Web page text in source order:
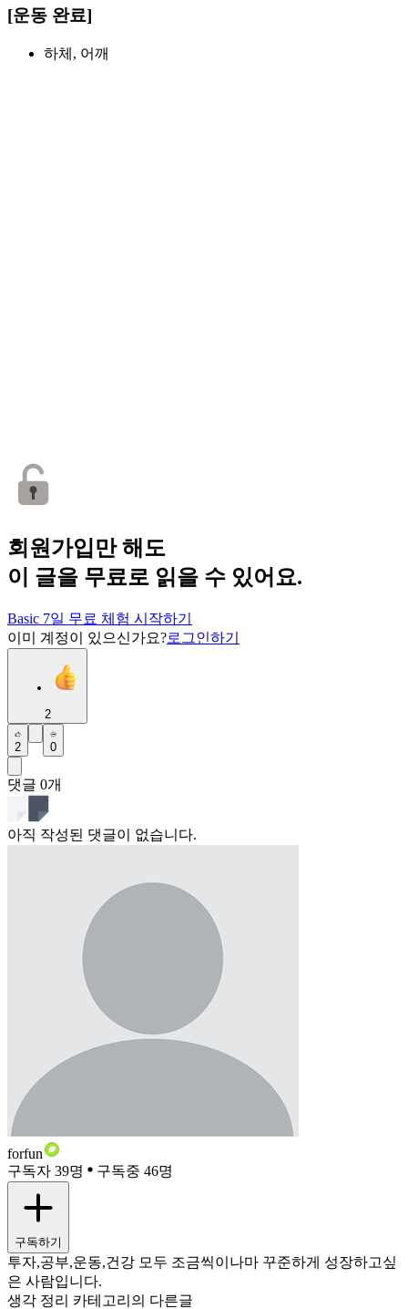
[운동 완료]
하체, 어깨
회원가입만 해도
이 글을 무료로 읽을 수 있어요.
Basic 7일 무료 체험 시작하기
이미 계정이 있으신가요?로그인하기
2
2 0
댓글 0개
아직 작성된 댓글이 없습니다.
forfun
구독자 39명
구독중 46명
구독하기
투자,공부,운동,건강 모두 조금씩이나마 꾸준하게 성장하고싶
은 사람입니다.
생각 정리 카테고리의 다른글